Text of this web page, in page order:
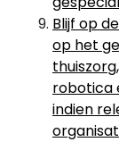
Blijf op
op het
robotica
indien